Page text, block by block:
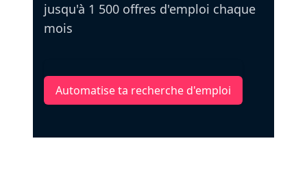
jusqu'à 1 500 offres d'emploi chaque
mois
Automatise ta recherche d'emploi